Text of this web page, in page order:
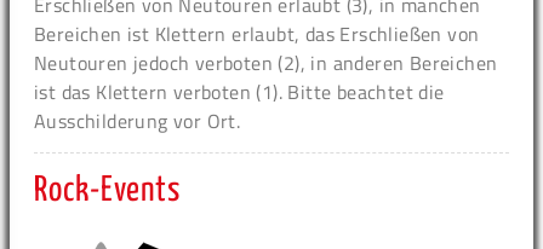
Bereichen ist Klettern erlaubt, das Erschließen von
Neutouren jedoch verboten (2), in anderen Bereichen
ist das Klettern verboten (1). Bitte beachtet die
Ausschilderung vor Ort.
Rock-Events